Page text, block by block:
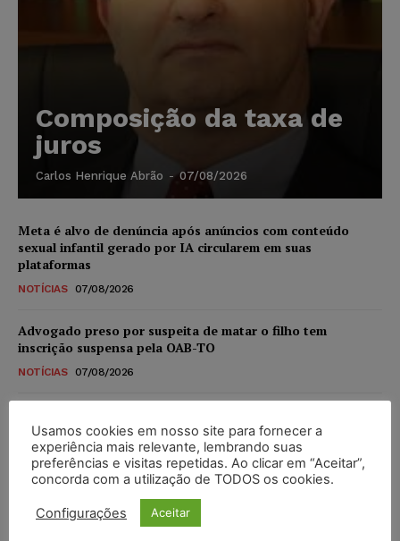
Composição da taxa de
juros
Carlos Henrique Abrão - 07/08/2026
Meta é alvo de denúncia após anúncios com conteúdo
sexual infantil gerado por IA circularem em suas
plataformas
NOTÍCIAS 07/08/2026
Advogado preso por suspeita de matar o filho tem
inscrição suspensa pela OAB-TO
NOTÍCIAS 07/08/2026
novos para pessoas com deficiência e autistas de todos os
níveis
DIREITO TRIBUTÁRIO 07/08/2026
Justiça do Trabalho mantém justa causa de empregado que
vendia canetas emagrecedoras no local de trabalho
Usamos cookies em nosso site para fornecer a
experiência mais relevante, lembrando suas
preferências e visitas repetidas. Ao clicar em “Aceitar”,
concorda com a utilização de TODOS os cookies.
Configurações Aceitar